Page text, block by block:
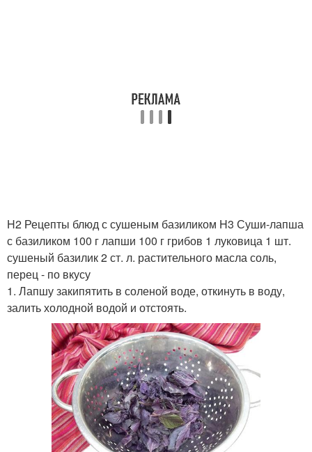
Заготовка из базилика
Базилик с петрушкой Аджика с базиликом
Базилик на пару Салат с базиликом
H2 Рецепты блюд с сушеным базиликом H3 Суши-лапша
с базиликом 100 г лапши 100 г грибов 1 луковица 1 шт.
сушеный базилик 2 ст. л. растительного масла соль,
перец - по вкусу
1. Лапшу закипятить в соленой воде, откинуть в воду,
залить холодной водой и отстоять.